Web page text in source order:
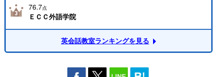
76.7点
ＥＣＣ外語学院
英会話教室ランキングを見る